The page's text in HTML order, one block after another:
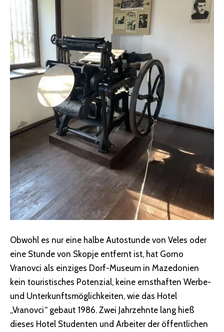
Obwohl es nur eine halbe Autostunde von Veles oder
eine Stunde von Skopje entfernt ist, hat Gorno
Vranovci als einziges Dorf-Museum in Mazedonien
kein touristisches Potenzial, keine ernsthaften Werbe-
und Unterkunftsmöglichkeiten, wie das Hotel
„Vranovci“ gebaut 1986. Zwei Jahrzehnte lang hieß
dieses Hotel Studenten und Arbeiter der öffentlichen